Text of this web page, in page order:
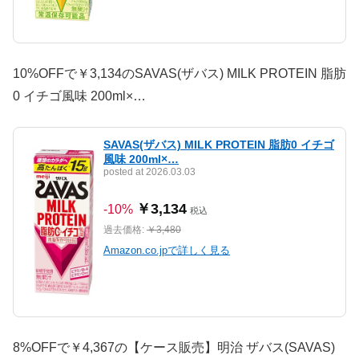
10%OFFで￥3,134のSAVAS(ザバス) MILK PROTEIN 脂肪
0 イチゴ風味 200ml×…
SAVAS(ザバス) MILK PROTEIN 脂肪0 イチゴ
風味 200ml×…
posted at 2026.03.03
-10% ￥3,134 税込
過去価格: ￥3,480
Amazon.co.jpで詳しく見る
8%OFFで￥4,367の【ケース販売】明治 ザバス(SAVAS)